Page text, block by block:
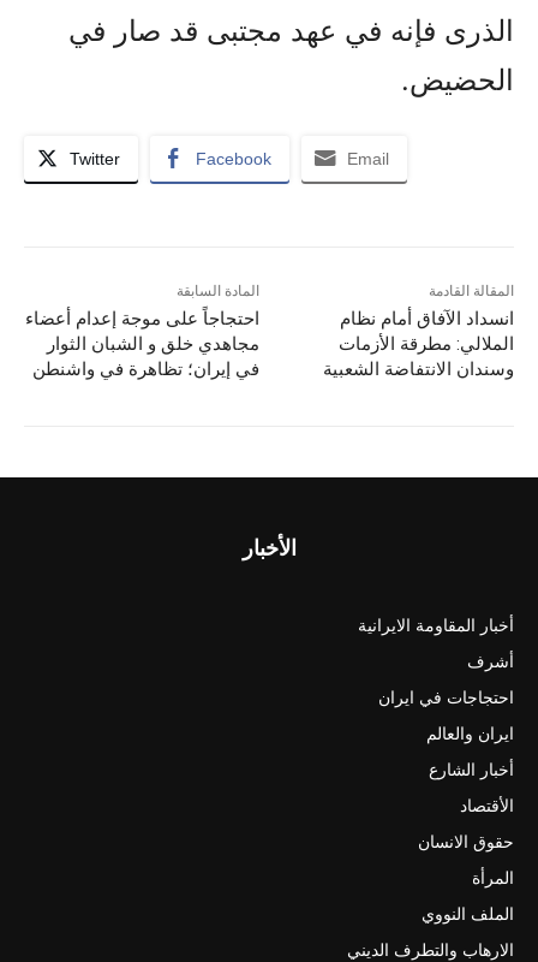
الذرى فإنه في عهد مجتبى قد صار في
الحضيض.
Twitter Facebook Email
المادة السابقة
احتجاجاً على موجة إعدام أعضاء
مجاهدي خلق و الشبان الثوار
في إيران؛ تظاهرة في واشنطن
المقالة القادمة
انسداد الآفاق أمام نظام
الملالي: مطرقة الأزمات
وسندان الانتفاضة الشعبية
الأخبار
أخبار المقاومة الايرانية
أشرف
احتجاجات في ايران
ايران والعالم
أخبار الشارع
الأقتصاد
حقوق الانسان
المرأة
الملف النووي
الارهاب والتطرف الديني